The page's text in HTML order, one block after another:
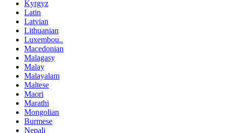
Kyrgyz
Latin
Latvian
Lithuanian
Luxembou..
Macedonian
Malagasy
Malay
Malayalam
Maltese
Maori
Marathi
Mongolian
Burmese
Nepali